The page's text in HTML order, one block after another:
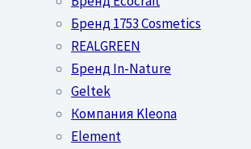
Бренд 1753 Cosmetics
REALGREEN
Бренд In-Nature
Geltek
Компания Kleona
Element